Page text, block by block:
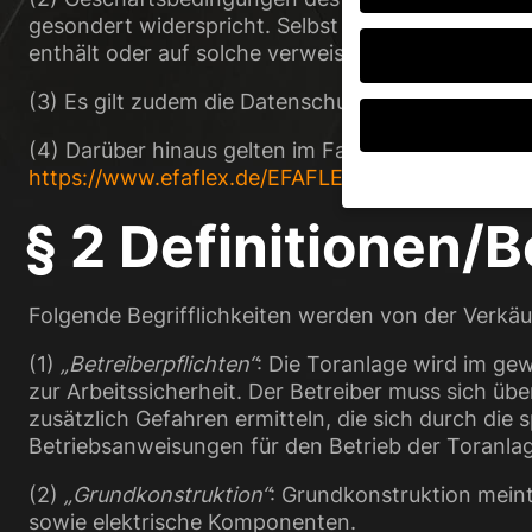
gesondert widerspricht. Selbst wenn die
enthält oder auf solche verweist, liegt darin kein
(3) Es gilt zudem die Datenschutzrichtlinie der
(4) Darüber hinaus gelten im Falle einer
https://www.efaflex.de/
§ 2 Definitionen/
Folgende Begrifflichkeiten werden von der
(1) „Betreiberpflichten“: Die Toranlage wird im
zur Arbeitssicherheit. Der Betreiber muss sich
zusätzlich Gefahren ermitteln, die sich durch die
Betriebsanweisungen für den Betrieb der
(2) „Grundkonstruktion“: Grundkonstruktion
sowie elektrische Komponenten.
Wenn Sie unter 16
andere uns helfen,
Inhaltsmessung.
Datenschutzerklärung
Hier finden Sie eine
geben oder sich